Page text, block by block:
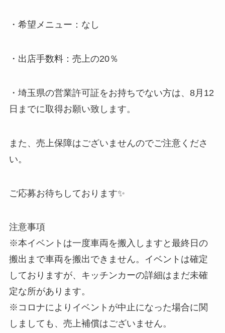
・希望メニュー：なし
・出店手数料：売上の20％
・埼玉県の営業許可証をお持ちでない方は、8月12
日までに取得お願い致します。
また、売上保障はございませんのでご注意くださ
い。
ご応募お待ちしております✨
注意事項
※本イベントは一度車両を搬入しますと最終日の
搬出まで車両を搬出できません。イベントは確定
しておりますが、キッチンカーの詳細はまだ未確
定な所があります。
※コロナによりイベントが中止になった場合に関
しましても、売上補償はございません。